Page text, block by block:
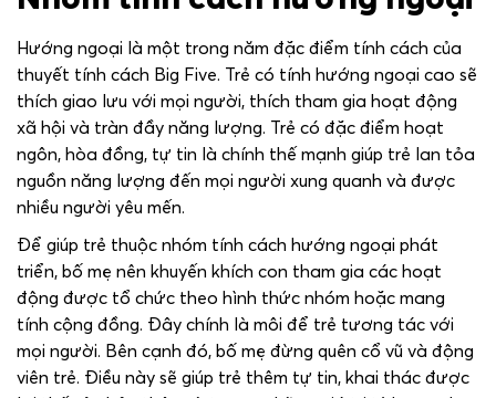
Hướng ngoại là một trong năm đặc điểm tính cách của
thuyết tính cách Big Five. Trẻ có tính hướng ngoại cao sẽ
thích giao lưu với mọi người, thích tham gia hoạt động
xã hội và tràn đầy năng lượng. Trẻ có đặc điểm hoạt
ngôn, hòa đồng, tự tin là chính thế mạnh giúp trẻ lan tỏa
nguồn năng lượng đến mọi người xung quanh và được
nhiều người yêu mến.
Để giúp trẻ thuộc nhóm tính cách hướng ngoại phát
triển, bố mẹ nên khuyến khích con tham gia các hoạt
động được tổ chức theo hình thức nhóm hoặc mang
tính cộng đồng. Đây chính là môi để trẻ tương tác với
mọi người. Bên cạnh đó, bố mẹ đừng quên cổ vũ và động
viên trẻ. Điều này sẽ giúp trẻ thêm tự tin, khai thác được